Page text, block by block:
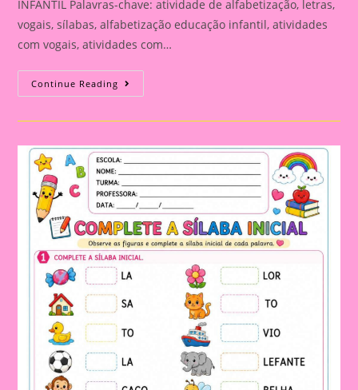
INFANTIL Palavras-chave: atividade de alfabetização, letras,
vogais, sílabas, alfabetização educação infantil, atividades
com vogais, atividades com…
Continue Reading ATIVIDADE
DE
LETRAS,
SÍLABAS
PARA
TRABALHAR
DE
FORMA
LÚDICA
NA
EDUCAÇÃO
INFANTIL